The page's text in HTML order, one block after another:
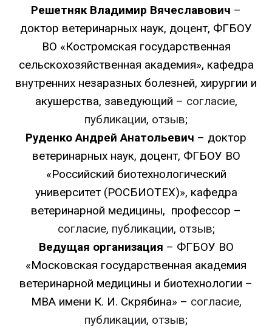
Решетняк Владимир Вячеславович –
доктор ветеринарных наук, доцент, ФГБОУ
ВО «Костромская государственная
сельскохозяйственная академия», кафедра
внутренних незаразных болезней, хирургии и
акушерства, заведующий – согласие,
публикации, отзыв;
Руденко Андрей Анатольевич – доктор
ветеринарных наук, доцент, ФГБОУ ВО
«Российский биотехнологический
университет (РОСБИОТЕХ)», кафедра
ветеринарной медицины, профессор –
согласие, публикации, отзыв;
Ведущая организация – ФГБОУ ВО
«Московская государственная академия
ветеринарной медицины и биотехнологии –
МВА имени К. И. Скрябина» – согласие,
публикации, отзыв;